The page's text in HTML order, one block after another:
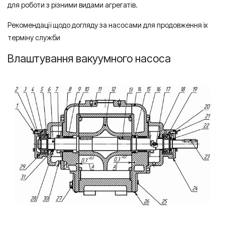
для роботи з різними видами агрегатів.
Рекомендації щодо догляду за насосами для продовження їх
терміну служби
Влаштування вакуумного насоса